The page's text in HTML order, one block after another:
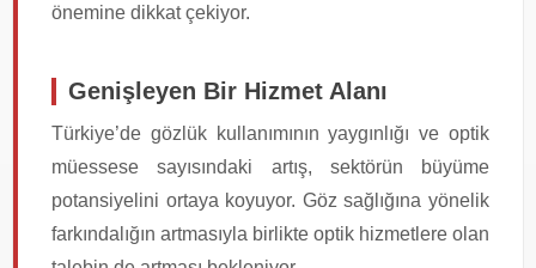
önemine dikkat çekiyor.
Genişleyen Bir Hizmet Alanı
Türkiye’de gözlük kullanımının yaygınlığı ve optik
müessese sayısındaki artış, sektörün büyüme
potansiyelini ortaya koyuyor. Göz sağlığına yönelik
farkındalığın artmasıyla birlikte optik hizmetlere olan